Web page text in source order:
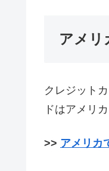
アメリ
クレジット
ドはアメリ
>> アメリカ